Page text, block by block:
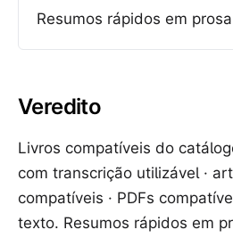
Resumos rápidos em
Veredito
Livros compatíveis do
com transcrição utilizável ·
compatíveis · PDFs
texto. Resumos rápidos em